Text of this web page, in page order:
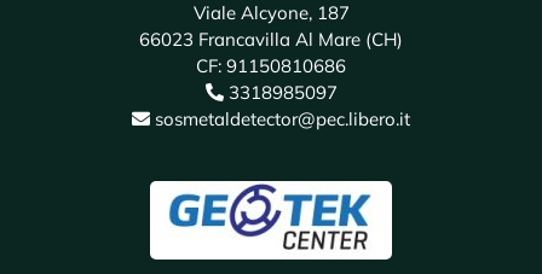
Viale Alcyone, 187
66023 Francavilla Al Mare (CH)
CF: 91150810686
3318985097
sosmetaldetector@pec.libero.it